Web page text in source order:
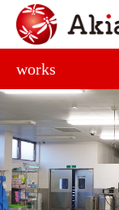
works